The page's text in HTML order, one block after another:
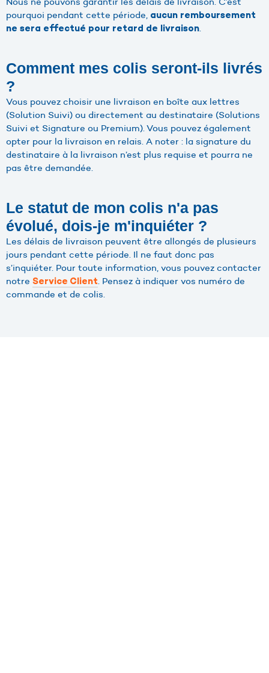
pourquoi pendant cette période, aucun remboursement
ne sera effectué pour retard de livraison.
Comment mes colis seront-ils livrés
?
Vous pouvez choisir une livraison en boîte aux lettres
(Solution Suivi) ou directement au destinataire (Solutions
Suivi et Signature ou Premium). Vous pouvez également
opter pour la livraison en relais. A noter : la signature du
destinataire à la livraison n’est plus requise et pourra ne
pas être demandée.
Le statut de mon colis n'a pas
évolué, dois-je m'inquiéter ?
Les délais de livraison peuvent être allongés de plusieurs
jours pendant cette période. Il ne faut donc pas
s’inquiéter. Pour toute information, vous pouvez contacter
notre Service Client. Pensez à indiquer vos numéro de
commande et de colis.